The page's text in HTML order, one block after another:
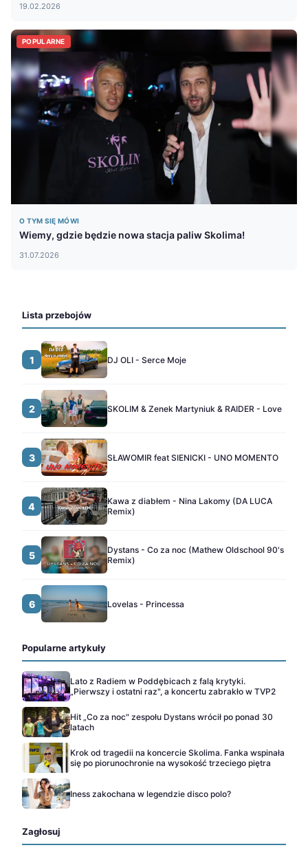
19.02.2026
POPULARNE
O TYM SIĘ MÓWI
Wiemy, gdzie będzie nowa stacja paliw Skolima!
31.07.2026
Lista przebojów
1 DJ OLI - Serce Moje
2 SKOLIM & Zenek Martyniuk & RAIDER - Love
3 SŁAWOMIR feat SIENICKI - UNO MOMENTO
4
Kawa z diabłem - Nina Lakomy (DA LUCA
Remix)
5
Dystans - Co za noc (Mathew Oldschool 90's
Remix)
6 Lovelas - Princessa
Popularne artykuły
Lato z Radiem w Poddębicach z falą krytyki.
„Pierwszy i ostatni raz", a koncertu zabrakło w TVP2
Hit „Co za noc" zespołu Dystans wrócił po ponad 30
latach
Krok od tragedii na koncercie Skolima. Fanka wspinała
się po piorunochronie na wysokość trzeciego piętra
Iness zakochana w legendzie disco polo?
Zagłosuj